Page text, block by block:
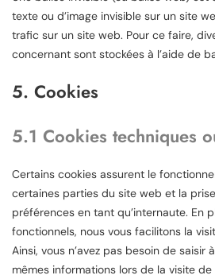
texte ou d’image invisible sur un site
trafic sur un site web. Pour ce faire,
concernant sont stockées à l’aide de
5. Cookies
5.1 Cookies techniques
Certains cookies assurent le
certaines parties du site web et la
préférences en tant qu’internaute. En
fonctionnels, nous vous facilitons la
Ainsi, vous n’avez pas besoin de saisir
mêmes informations lors de la visite